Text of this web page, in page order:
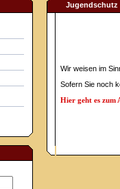
Jugendschutz
Wir weisen im
Sofern Sie noch
Hier geht es zum